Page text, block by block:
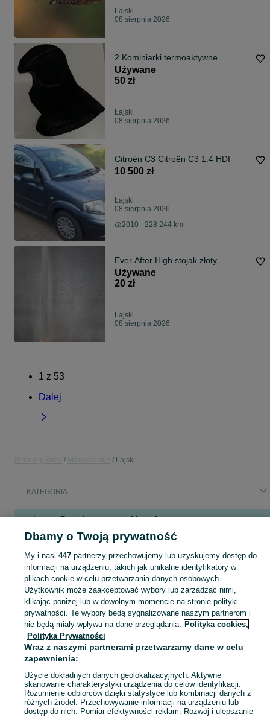
Łajski
08 sierpnia 2026
2 Kominiarki termoaktywne
Używane
50 zł
Łajski
08 sierpnia 2026
Citroën C3 Citroën C3 1.4 HDI
10 500 zł
Łajski
08 sierpnia 2026
2010 - 228 244 km
Ever After High stojak złoty
Używane
20 zł
Łajski
08 sierpnia 2026
1 z 53
Dalej
Łajski
KATEGORIA
Popularne wyszukiwania
kwatera złota rączka działka wieliszew
Skorzystaj z największego serwisu ogłoszeniowego - Łajski i okolice! Kupuj to, czego pragniesz i sprzedawaj to, czego już nie potrzebujesz!
Mapa kategorii
Mapa miejscowości
Mapa ministron
Popularne wyszukiwania
Dbamy o Twoją prywatność
My i nasi 447partnerzy przechowujemy lub uzyskujemy dostęp do
informacji na urządzeniu, takich jak unikalne identyfikatory w
plikach cookie w celu przetwarzania danych osobowych.
Użytkownik może zaakceptować wybory lub zarządzać nimi,
klikając poniżej lub w dowolnym momencie na stronie polityki
prywatności. Te wybory będą sygnalizowane naszym partnerom i
nie będą miały wpływu na dane przeglądania. Polityka cookies,
Polityka Prywatności
Wraz z naszymi partnerami przetwarzamy dane w celu
zapewnienia:
Użycie dokładnych danych geolokalizacyjnych. Aktywne
skanowanie charakterystyki urządzenia do celów identyfikacji.
Rozumienie odbiorców dzięki statystyce lub kombinacji danych z
różnych źródeł. Przechowywanie informacji na urządzeniu lub
dostęp do nich. Pomiar efektywności reklam. Rozwój i ulepszanie